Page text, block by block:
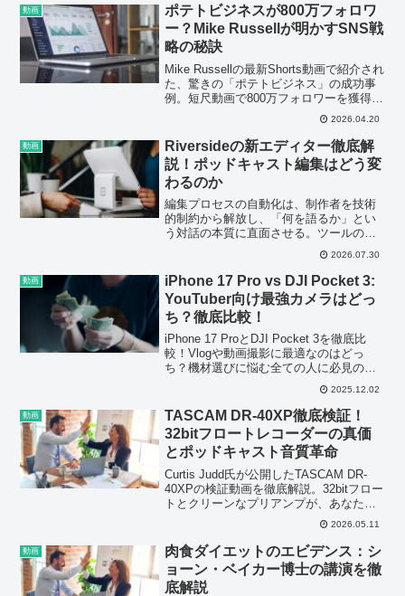
動画
ポテトビジネスが800万フォロワ
ー？Mike Russellが明かすSNS戦
略の秘訣
Mike Russellの最新Shorts動画で紹介され
た、驚きの「ポテトビジネス」の成功事
例。短尺動画で800万フォロワーを獲得し
た秘訣を深掘りし、ポッドキャストや音
声配信に活かせるコンテンツ戦略を解説
します。
2026.04.20
動画
Riversideの新エディター徹底解
説！ポッドキャスト編集はどう変
わるのか
編集プロセスの自動化は、制作者を技術
的制約から解放し、「何を語るか」とい
う対話の本質に直面させる。ツールの進
化が進むほど、ポッドキャストは小手先
ではない「言葉の強度」が試される場に
なっていく。
2026.07.30
動画
iPhone 17 Pro vs DJI Pocket 3:
YouTuber向け最強カメラはどっ
ち？徹底比較！
iPhone 17 ProとDJI Pocket 3を徹底比
較！Vlogや動画撮影に最適なのはどっ
ち？機材選びに悩む全ての人に必見の動
2025.12.02
動画
TASCAM DR-40XP徹底検証！
32bitフロートレコーダーの真価
とポッドキャスト音質革命
Curtis Judd氏が公開したTASCAM DR-
40XPの検証動画を徹底解説。32bitフロー
トとクリーンなプリアンプが、あなたの
音声収録を次のレベルへ引き上げます。
ポッドキャスト・音声配信者は必見！
2026.05.11
動画
肉食ダイエットのエビデンス：シ
ョーン・ベイカー博士の講演を徹
底解説